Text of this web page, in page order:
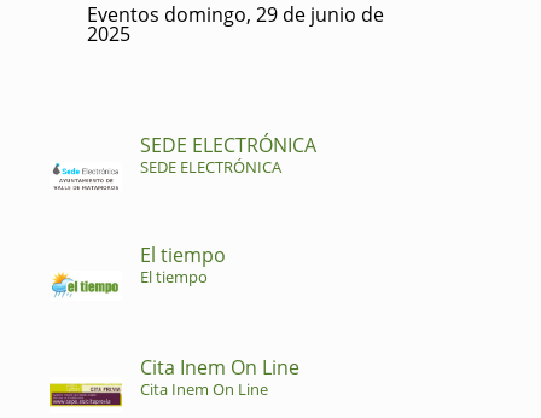
Eventos domingo, 29 de junio de
2025
SEDE ELECTRÓNICA
SEDE ELECTRÓNICA
El tiempo
El tiempo
Cita Inem On Line
Cita Inem On Line